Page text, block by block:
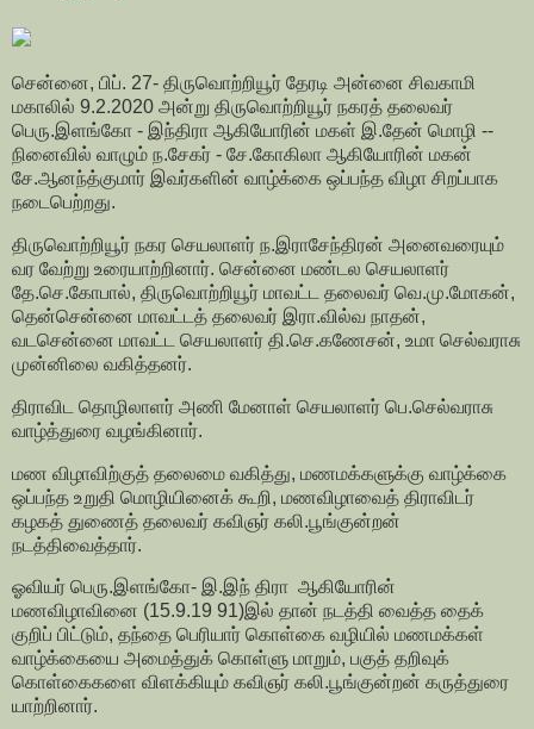
சென்னை, பிப். 27- திருவொற்றியூர் தேரடி அன்னை சிவகாமி
மகாலில் 9.2.2020 அன்று திருவொற்றியூர் நகரத் தலைவர்
பெரு.இளங்கோ - இந்திரா ஆகியோரின் மகள் இ.தேன் மொழி --
நினைவில் வாழும் ந.சேகர் - சே.கோகிலா ஆகியோரின் மகன்
சே.ஆனந்த்குமார் இவர்களின் வாழ்க்கை ஒப்பந்த விழா சிறப்பாக
நடைபெற்றது.
திருவொற்றியூர் நகர செயலாளர் ந.இராசேந்திரன் அனைவரையும்
வர வேற்று உரையாற்றினார். சென்னை மண்டல செயலாளர்
தே.செ.கோபால், திருவொற்றியூர் மாவட்ட தலைவர் வெ.மு.மோகன்,
தென்சென்னை மாவட்டத் தலைவர் இரா.வில்வ நாதன்,
வடசென்னை மாவட்ட செயலாளர் தி.செ.கணேசன், உமா செல்வராசு
முன்னிலை வகித்தனர்.
திராவிட தொழிலாளர் அணி மேனாள் செயலாளர் பெ.செல்வராசு
வாழ்த்துரை வழங்கினார்.
மண விழாவிற்குத் தலைமை வகித்து, மணமக்களுக்கு வாழ்க்கை
ஒப்பந்த உறுதி மொழியினைக் கூறி, மணவிழாவைத் திராவிடர்
கழகத் துணைத் தலைவர் கவிஞர் கலி.பூங்குன்றன்
நடத்திவைத்தார்.
ஓவியர் பெரு.இளங்கோ- இ.இந் திரா ஆகியோரின்
மணவிழாவினை (15.9.19 91)இல் தான் நடத்தி வைத்த தைக்
குறிப் பிட்டும், தந்தை பெரியார் கொள்கை வழியில் மணமக்கள்
வாழ்க்கையை அமைத்துக் கொள்ளு மாறும், பகுத் தறிவுக்
கொள்கைகளை விளக்கியும் கவிஞர் கலி.பூங்குன்றன் கருத்துரை
யாற்றினார்.